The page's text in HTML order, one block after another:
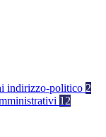
indirizzo-politico 2
12